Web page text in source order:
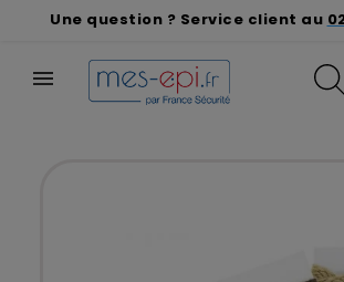
Une question ? Service client au